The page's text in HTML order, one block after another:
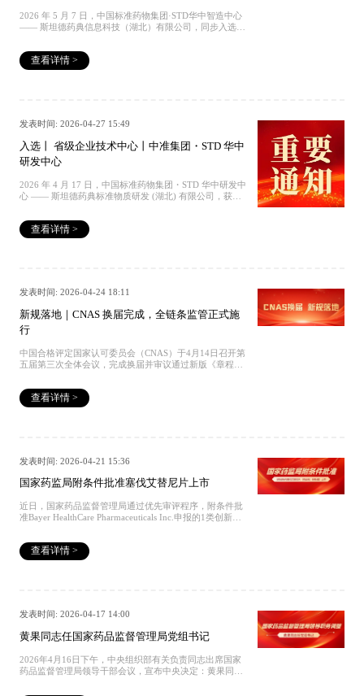
2026 年 5 月 7 日，中国标准药物集团·STD华中智造中心
—— 斯坦德药典信息科技（湖北）有限公司，同步入选湖
施” 三大入库名单。数据资源企业数据应用企业数据基础
设施企业往期回顾 国家认证丨STD成为行业第一和领域唯
准样品技术委员会秘书长徐大军一行应邀调研中国标准药
物·华中研发中心
查看详情 >
发表时间: 2026-04-27 15:49
入选丨 省级企业技术中心丨中准集团・STD 华中
研发中心
2026 年 4 月 17 日，中国标准药物集团・STD 华中研发中
心 —— 斯坦德药典标准物质研发 (湖北) 有限公司，获评
国家认证丨STD成为行业第一和领域唯一丨CNAS17034与
17025双认证 权威发布丨《中国药典》2025年版征订中 捐
查看详情 >
发表时间: 2026-04-24 18:11
新规落地｜CNAS 换届完成，全链条监管正式施
行
中国合格评定国家认可委员会（CNAS）于4月14日召开第
五届第三次全体会议，完成换届并审议通过新版《章程》
束为担任主任，行政监管与认可工作全面贯通；常务副主
任况旭主抓“行刑衔接”，强化追责力度。新版规则明确：
准入实施信用筛选，飞行检查常态化，审核员及机构负责
质研发 (湖北) 有限公司，现已具备CNAS 17025 检测校准
实验室与CNAS 17034 标准物质生产者双重认可资质。往
期回顾 国家认证丨STD成为行业第一和领域唯一丨
CNAS17034与17025双认证 权威发布丨《中国药典》
2025年版征订中 捐赠｜中国标准药物集团向香港中文大学
（深圳）捐赠协议签署仪式成功举行 获批丨中央引导地方
科技发展项目丨中国标准药物·STD华中研发中心 全国标
物·华中研发中心
查看详情 >
发表时间: 2026-04-21 15:36
国家药监局附条件批准塞伐艾替尼片上市
近日，国家药品监督管理局通过优先审评程序，附条件批
准Bayer HealthCare Pharmaceuticals Inc.申报的1类创新药
于治疗存在HER2（ERBB2）激活突变且既往接受过至少
一种系统治疗的不可切除的局部晚期或转移性非小细胞肺
标准药物集团向香港中文大学（深圳）捐赠协议签署仪式
成功举行 获批丨中央引导地方科技发展项目丨中国标准药
物·STD华中研发中心 全国标准样品技术委员会秘书长徐
大军一行应邀调研中国标准药物·华中研发中心
查看详情 >
发表时间: 2026-04-17 14:00
黄果同志任国家药品监督管理局党组书记
2026年4月16日下午，中央组织部有关负责同志出席国家
药品监督管理局领导干部会议，宣布中央决定：黄果同志